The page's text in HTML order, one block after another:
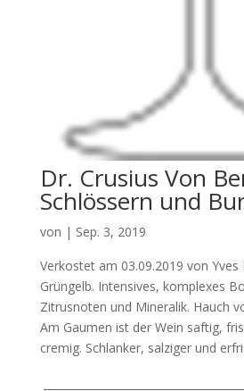
Dr. Crusius Von
Schlössern und
von | Sep. 3, 2019
Verkostet am 03.09.2019 von Yves
Grüngelb. Intensives, komplexes
Zitrusnoten und Mineralik. Hauch
Am Gaumen ist der Wein saftig,
cremig. Schlanker, salziger und